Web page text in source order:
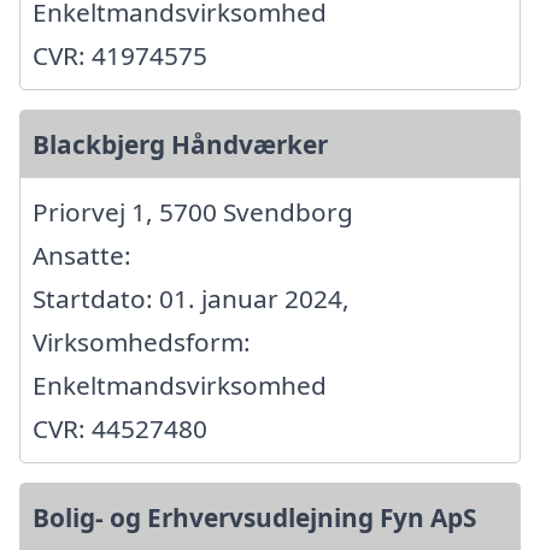
Enkeltmandsvirksomhed
CVR: 41974575
Blackbjerg Håndværker
Priorvej 1, 5700 Svendborg
Ansatte:
Startdato: 01. januar 2024,
Virksomhedsform:
Enkeltmandsvirksomhed
CVR: 44527480
Bolig- og Erhvervsudlejning Fyn ApS